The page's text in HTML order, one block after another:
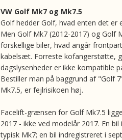
VW Golf Mk7 og Mk7.5
Golf hedder Golf, hvad enten det er
Men Golf Mk7 (2012-2017) og Golf
forskellige biler, hvad angår
kabelsæt. Forreste kofangerstøtte,
dagslysenheder er ikke kompatible
Bestiller man på baggrund af "Golf
Mk7.5, er fejlrisikoen høj.
Facelift-grænsen for Golf Mk7.5
2017 - ikke ved modelår 2017. En
typisk Mk7; en bil indregistreret i